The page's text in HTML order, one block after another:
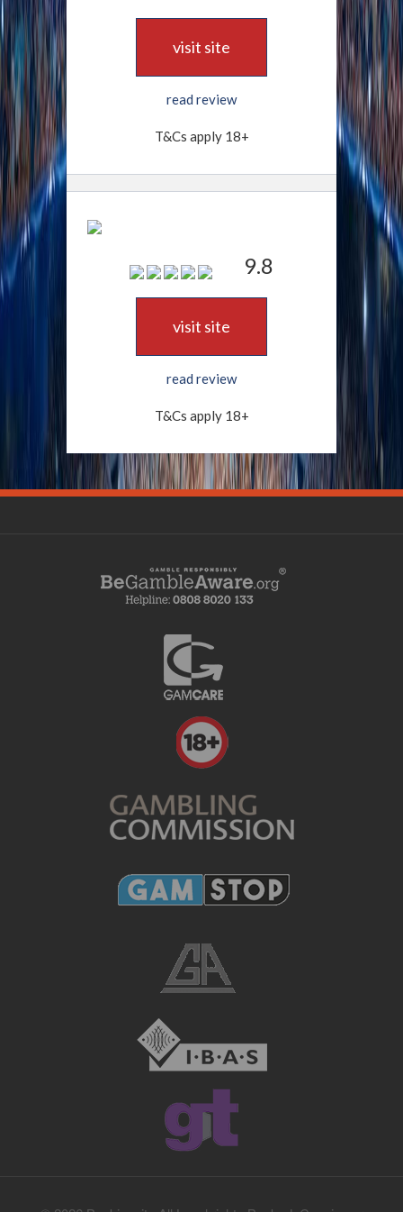
visit site
read review
T&Cs apply 18+
9.8
visit site
read review
T&Cs apply 18+